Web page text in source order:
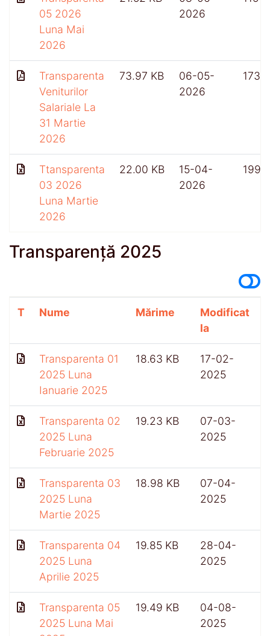
05 2026
Luna Mai
2026
2026
Transparenta
Veniturilor
Salariale La
31 Martie
2026
73.97 KB
06-05-
2026
173
Ttansparenta
03 2026
Luna Martie
2026
22.00 KB
15-04-
2026
199
Transparență 2025
T Nume Mărime
Modificat
la
Transparenta 01
2025 Luna
Ianuarie 2025
18.63 KB
17-02-
2025
Transparenta 02
2025 Luna
Februarie 2025
19.23 KB
07-03-
2025
Transparenta 03
2025 Luna
Martie 2025
18.98 KB
07-04-
2025
Transparenta 04
2025 Luna
Aprilie 2025
19.85 KB
28-04-
2025
Transparenta 05
2025 Luna Mai
19.49 KB
04-08-
2025